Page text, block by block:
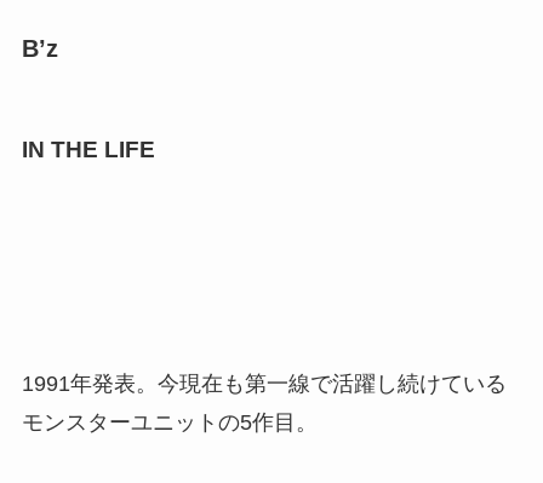
B’z
IN THE LIFE
1991年発表。今現在も第一線で活躍し続けている
モンスターユニットの5作目。